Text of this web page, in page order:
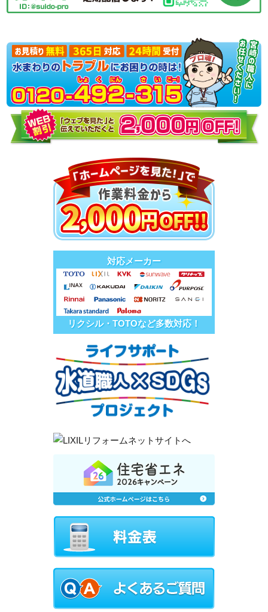
対応メーカー
リクシル・TOTOなど多数対応！